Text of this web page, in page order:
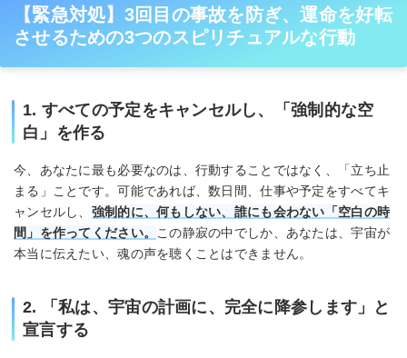
【緊急対処】3回目の事故を防ぎ、運命を好転
させるための3つのスピリチュアルな行動
1. すべての予定をキャンセルし、「強制的な空
白」を作る
今、あなたに最も必要なのは、行動することではなく、「立ち止
まる」ことです。可能であれば、数日間、仕事や予定をすべてキ
ャンセルし、 強制的に、何もしない、誰にも会わない「空白の時
間」を作ってください。
この静寂の中でしか、あなたは、宇宙が
本当に伝えたい、魂の声を聴くことはできません。
2. 「私は、宇宙の計画に、完全に降参します」と
宣言する